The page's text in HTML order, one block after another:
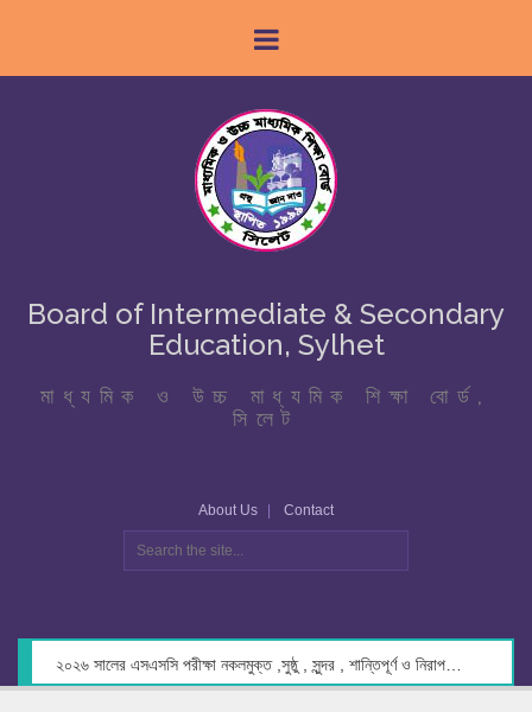
Board of Intermediate & Secondary
Education, Sylhet
মাধ্যমিক ও উচ্চ মাধ্যমিক শিক্ষা বোর্ড,
সিলেট
About Us Contact